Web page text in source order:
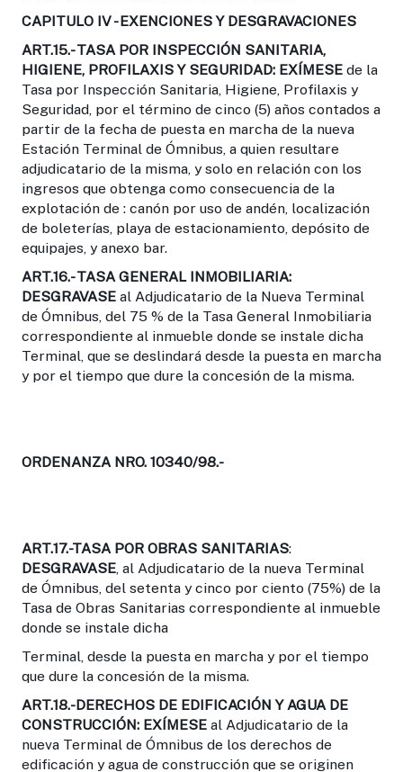
CAPITULO IV - EXENCIONES Y DESGRAVACIONES
ART.15.- TASA POR INSPECCIÓN SANITARIA,
HIGIENE, PROFILAXIS Y SEGURIDAD: EXÍMESE de la
Tasa por Inspección Sanitaria, Higiene, Profilaxis y
Seguridad, por el término de cinco (5) años contados a
partir de la fecha de puesta en marcha de la nueva
Estación Terminal de Ómnibus, a quien resultare
adjudicatario de la misma, y solo en relación con los
ingresos que obtenga como consecuencia de la
explotación de : canón por uso de andén, localización
de boleterías, playa de estacionamiento, depósito de
equipajes, y anexo bar.
ART.16.- TASA GENERAL INMOBILIARIA:
DESGRAVASE al Adjudicatario de la Nueva Terminal
de Ómnibus, del 75 % de la Tasa General Inmobiliaria
correspondiente al inmueble donde se instale dicha
Terminal, que se deslindará desde la puesta en marcha
y por el tiempo que dure la concesión de la misma.
ORDENANZA NRO. 10340/98.-
ART.17.-TASA POR OBRAS SANITARIAS:
DESGRAVASE , al Adjudicatario de la nueva Terminal
de Ómnibus, del setenta y cinco por ciento (75%) de la
Tasa de Obras Sanitarias correspondiente al inmueble
donde se instale dicha
Terminal, desde la puesta en marcha y por el tiempo
que dure la concesión de la misma.
ART.18.-DERECHOS DE EDIFICACIÓN Y AGUA DE
CONSTRUCCIÓN: EXÍMESE al Adjudicatario de la
nueva Terminal de Ómnibus de los derechos de
edificación y agua de construcción que se originen